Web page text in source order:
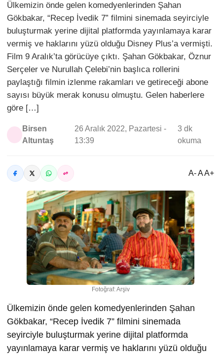
Ülkemizin önde gelen komedyenlerinden Şahan
Gökbakar, “Recep İvedik 7” filmini sinemada seyirciyle
buluşturmak yerine dijital platformda yayınlamaya karar
vermiş ve haklarını yüzü olduğu Disney Plus’a vermişti.
Film 9 Aralık’ta görücüye çıktı. Şahan Gökbakar, Öznur
Serçeler ve Nurullah Çelebi’nin başlıca rollerini
paylaştığı filmin izlenme rakamları ve getireceği abone
sayısı büyük merak konusu olmuştu. Gelen haberlere
göre […]
Birsen
Altuntaş
26 Aralık 2022, Pazartesi -
13:39
3 dk
okuma
A- A A+
Fotoğraf: Arşiv
Ülkemizin önde gelen komedyenlerinden Şahan
Gökbakar, “Recep İvedik 7” filmini sinemada
seyirciyle buluşturmak yerine dijital platformda
yayınlamaya karar vermiş ve haklarını yüzü olduğu